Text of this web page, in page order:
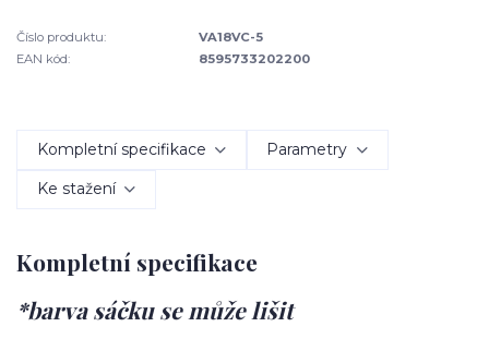
Číslo produktu:
VA18VC-5
EAN kód:
8595733202200
Kompletní specifikace Parametry
Ke stažení
Kompletní specifikace
*barva sáčku se může lišit